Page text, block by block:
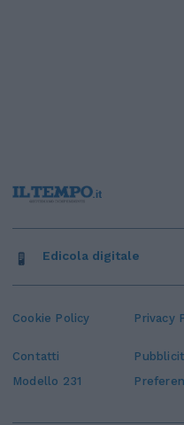
Cookie Policy Privacy
Contatti
Modello 231
Edicola digitale